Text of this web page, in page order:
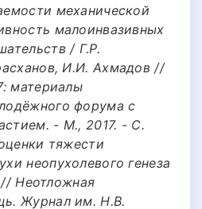
механической
малоинвазивных
/ Г.Р.
И.И. Ахмадов //
материалы
форума с
- М., 2017. - С.
тяжести
неопухолевого генеза
Неотложная
Журнал им. Н.В.